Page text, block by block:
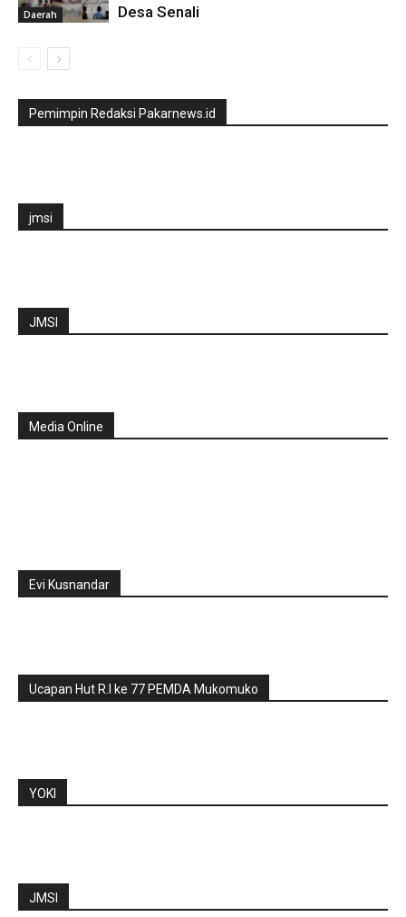
Daerah Desa Senali
Pemimpin Redaksi Pakarnews.id
jmsi
JMSI
Media Online
Evi Kusnandar
Ucapan Hut R.I ke 77 PEMDA Mukomuko
YOKI
JMSI